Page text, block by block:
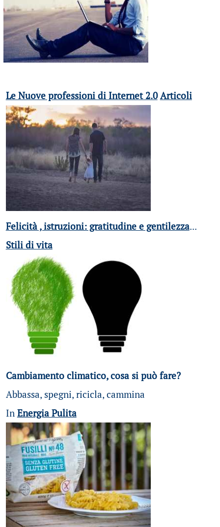
Le Nuove professioni di Internet 2.0 Articoli
Felicità , istruzioni: gratitudine e gentilezza...
Stili di vita
Cambiamento climatico, cosa si può fare?
Abbassa, spegni, ricicla, cammina
In Energia Pulita